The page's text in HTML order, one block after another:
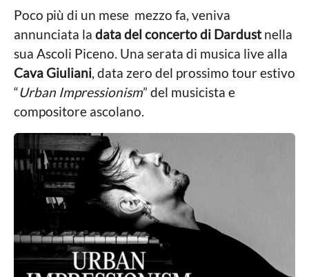
o
a
g
o
c
a
o
c
a
e
Poco più di un mese mezzo fa, veniva
annunciata la data del concerto di Dardustnella
sua Ascoli Piceno. Una serata di musica live alla
Cava Giuliani, data zero del prossimo tour estivo
“Urban Impressionism” del musicista e
compositore ascolano.